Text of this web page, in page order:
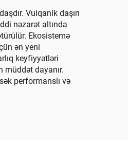
Vulqanik daşın
nəzarət altında
Ekosistemə
ən yeni
keyfiyyətləri
müddət dayanır.
performanslı və